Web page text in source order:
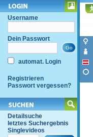
Username
Dein Passwort
automat. Login
Registrieren
Passwort vergessen?
Detailsuche
letztes Suchergebnis
Singlevideos